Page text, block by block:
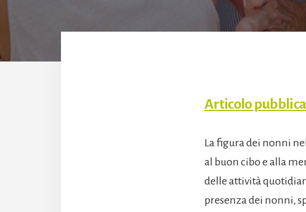
Articolo
La figura dei nonni
al buon cibo e alla
delle attività
presenza dei nonni,